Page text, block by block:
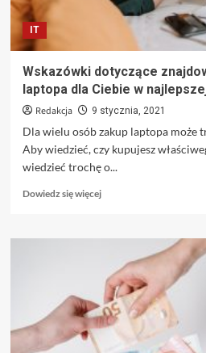
IT
Wskazówki dotyczące
laptopa dla Ciebie w
Redakcja 9 stycznia, 2021
Dla wielu osób zakup laptopa może
Aby wiedzieć, czy kupujesz
wiedzieć trochę o...
Dowiedz się więcejDowiedz
o
Wskazówki
dotyczące
znajdowania
odpowiedniego
laptopa
dla